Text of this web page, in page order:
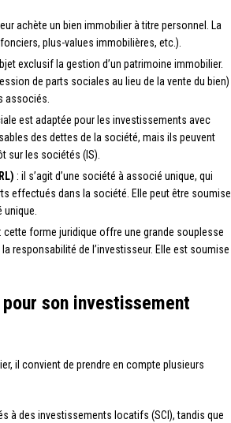
achète un bien immobilier à titre personnel. La
plus-values immobilières, etc.).
exclusif la gestion d’un patrimoine immobilier.
de parts sociales au lieu de la vente du bien)
associés.
est adaptée pour les investissements avec
des dettes de la société, mais ils peuvent
sur les sociétés (IS).
: il s’agit d’une société à associé unique, qui
effectués dans la société. Elle peut être soumise
unique.
: cette forme juridique offre une grande souplesse
responsabilité de l’investisseur. Elle est soumise
son investissement
il convient de prendre en compte plusieurs
à des investissements locatifs (SCI), tandis que